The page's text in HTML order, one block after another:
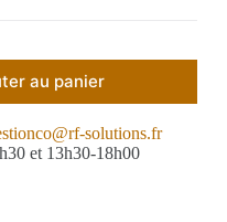
au panier
solutions.fr
et 13h30-18h00